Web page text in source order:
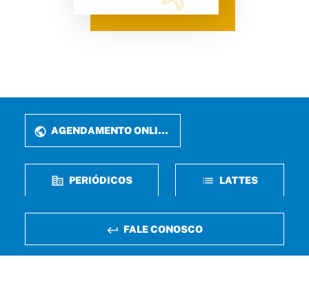
AGENDAMENTO ONLINE
PERIÓDICOS LATTES
FALE CONOSCO